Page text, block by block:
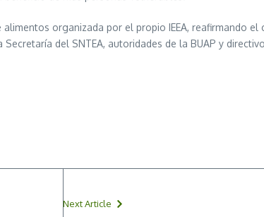
organizada por el propio IEEA, reafirmando
del SNTEA, autoridades de la BUAP y
Next Article